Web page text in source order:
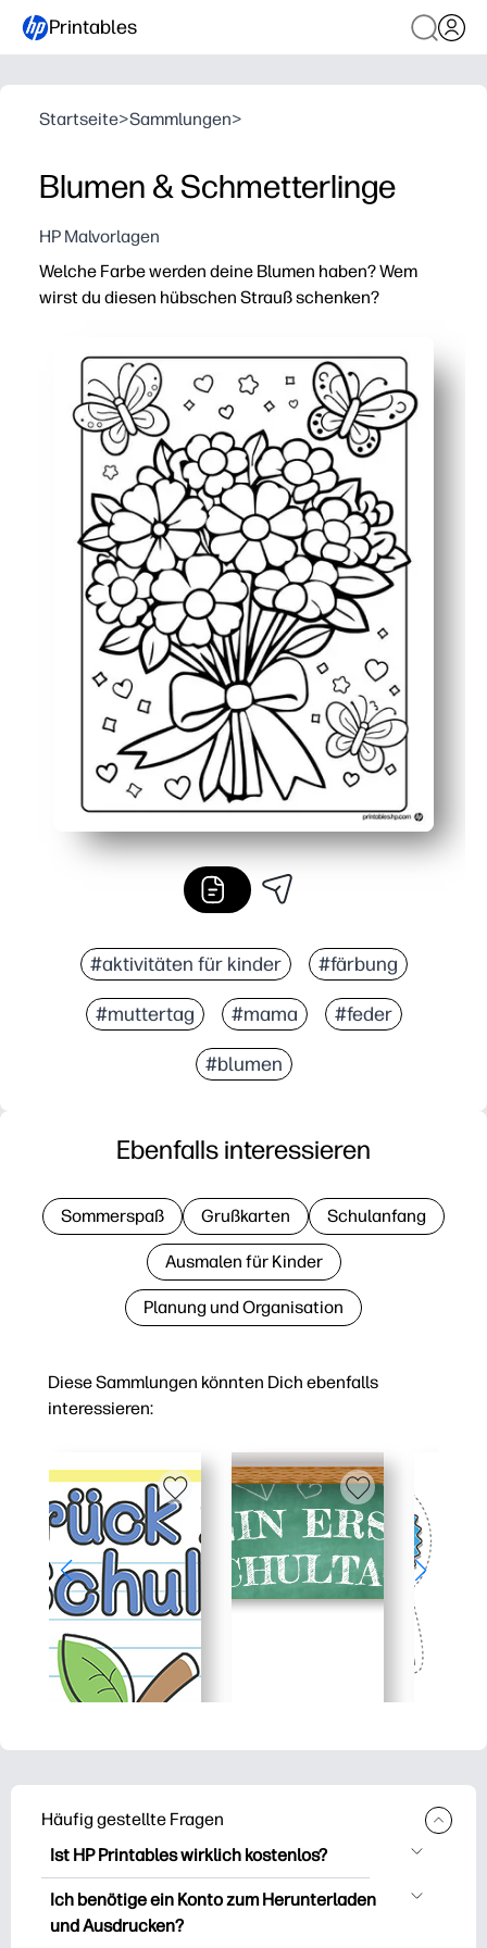
Printables
Startseite>Sammlungen>
Blumen & Schmetterlinge
HP Malvorlagen
Welche Farbe werden deine Blumen haben? Wem
wirst du diesen hübschen Strauß schenken?
Fördert Kreativität und Feinmotorik, während sich
Verwenden Sie es für den Muttertag, Geburtstage
Lehrerfreundlich — schnell zu verteilen,
#aktivitäten für kinder #färbung
#muttertag #mama #feder
#blumen
Diese Sammlungen könnten Dich ebenfalls
interessieren:
Ebenfalls interessieren
Sommerspaß Grußkarten Schulanfang
Ausmalen für Kinder
Planung und Organisation
Häufig gestellte Fragen
Ist HP Printables wirklich kostenlos?
HP Printables bietet über 2.500
kostenlose Vorlagen zum Herunterladen
Ich benötige ein Konto zum Herunterladen
und Ausdrucken?